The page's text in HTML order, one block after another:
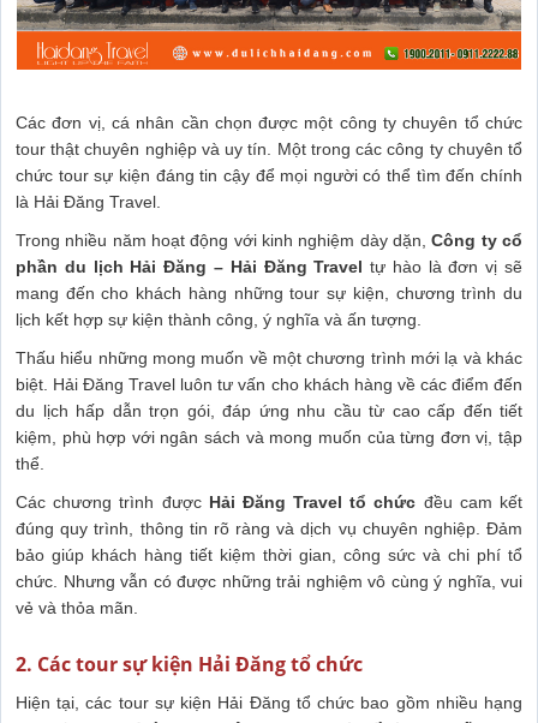
Các đơn vị, cá nhân cần chọn được một công ty chuyên tổ chức
tour thật chuyên nghiệp và uy tín. Một trong các công ty chuyên tổ
chức tour sự kiện đáng tin cậy để mọi người có thể tìm đến chính
là Hải Đăng Travel.
Trong nhiều năm hoạt động với kinh nghiệm dày dặn,Công ty cổ
phần du lịch Hải Đăng – Hải Đăng Traveltự hào là đơn vị sẽ
mang đến cho khách hàng những tour sự kiện, chương trình du
lịch kết hợp sự kiện thành công, ý nghĩa và ấn tượng.
Thấu hiểu những mong muốn về một chương trình mới lạ và khác
biệt. Hải Đăng Travel luôn tư vấn cho khách hàng về các điểm đến
du lịch hấp dẫn trọn gói, đáp ứng nhu cầu từ cao cấp đến tiết
kiệm, phù hợp với ngân sách và mong muốn của từng đơn vị, tập
thể.
Các chương trình được Hải Đăng Travel tổ chức đều cam kết
đúng quy trình, thông tin rõ ràng và dịch vụ chuyên nghiệp. Đảm
bảo giúp khách hàng tiết kiệm thời gian, công sức và chi phí tổ
chức. Nhưng vẫn có được những trải nghiệm vô cùng ý nghĩa, vui
vẻ và thỏa mãn.
2. Các tour sự kiện Hải Đăng tổ chức
Hiện tại, các tour sự kiện Hải Đăng tổ chức bao gồm nhiều hạng